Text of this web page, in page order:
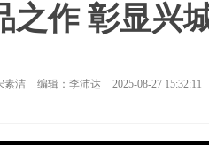
之作 彰显兴
素洁 编辑：李沛达 2025-08-27 15:32:11